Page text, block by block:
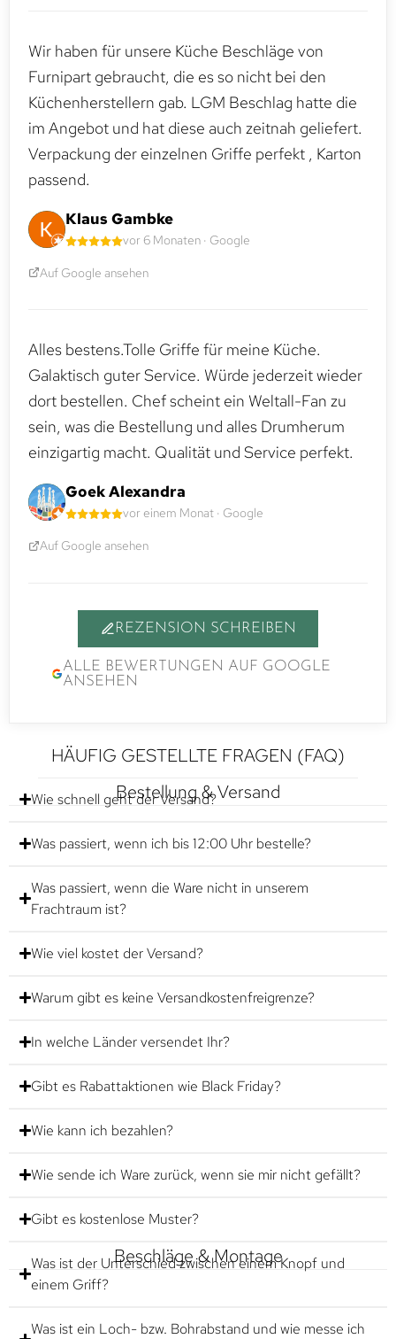
Wir haben für unsere Küche Beschläge von
Furnipart gebraucht, die es so nicht bei den
Küchenherstellern gab. LGM Beschlag hatte die
im Angebot und hat diese auch zeitnah geliefert.
Verpackung der einzelnen Griffe perfekt , Karton
passend.
Klaus Gambke
vor 6 Monaten · Google
Auf Google ansehen
Alles bestens.Tolle Griffe für meine Küche.
Galaktisch guter Service. Würde jederzeit wieder
dort bestellen. Chef scheint ein Weltall-Fan zu
sein, was die Bestellung und alles Drumherum
einzigartig macht. Qualität und Service perfekt.
Goek Alexandra
vor einem Monat · Google
Auf Google ansehen
REZENSION SCHREIBEN
ALLE BEWERTUNGEN AUF GOOGLE
ANSEHEN
HÄUFIG GESTELLTE FRAGEN (FAQ)
Bestellung & Versand
Wie schnell geht der Versand?
Was passiert, wenn ich bis 12:00 Uhr bestelle?
Was passiert, wenn die Ware nicht in unserem
Frachtraum ist?
Wie viel kostet der Versand?
Warum gibt es keine Versandkostenfreigrenze?
In welche Länder versendet Ihr?
Gibt es Rabattaktionen wie Black Friday?
Wie kann ich bezahlen?
Wie sende ich Ware zurück, wenn sie mir nicht gefällt?
Gibt es kostenlose Muster?
Beschläge & Montage
Was ist der Unterschied zwischen einem Knopf und
einem Griff?
Was ist ein Loch- bzw. Bohrabstand und wie messe ich